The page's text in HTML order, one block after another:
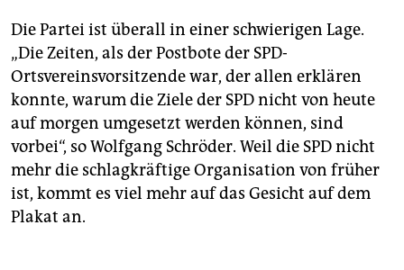
Die Partei ist überall in einer schwierigen Lage.
„Die Zeiten, als der Postbote der SPD-
Ortsvereinsvorsitzende war, der allen erklären
konnte, warum die Ziele der SPD nicht von heute
auf morgen umgesetzt werden können, sind
vorbei“, so Wolfgang Schröder. Weil die SPD nicht
mehr die schlagkräftige Organisation von früher
ist, kommt es viel mehr auf das Gesicht auf dem
Plakat an.